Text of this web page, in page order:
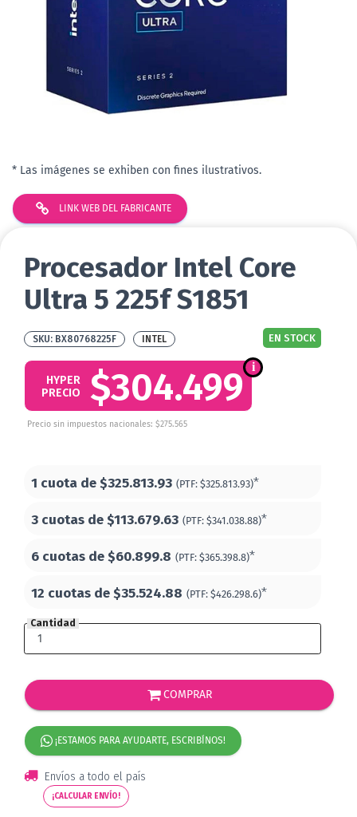
* Las imágenes se exhiben con fines ilustrativos.
LINK WEB DEL FABRICANTE
Procesador Intel Core
Ultra 5 225f S1851
BX80768225F EN STOCK
INTEL
$304.499
HYPER
PRECIO
Precio sin impuestos nacionales: $275.565
1 cuota de$325.813.93 (PTF: $325.813.93)*
3 cuotas de$113.679.63 (PTF: $341.038.88)*
6 cuotas de$60.899.8 (PTF: $365.398.8)*
12 cuotas de$35.524.88 (PTF: $426.298.6)*
Cantidad
COMPRAR
¡ESTAMOS PARA AYUDARTE, ESCRIBÍNOS!
Envíos a todo el país
¡CALCULAR ENVÍO!